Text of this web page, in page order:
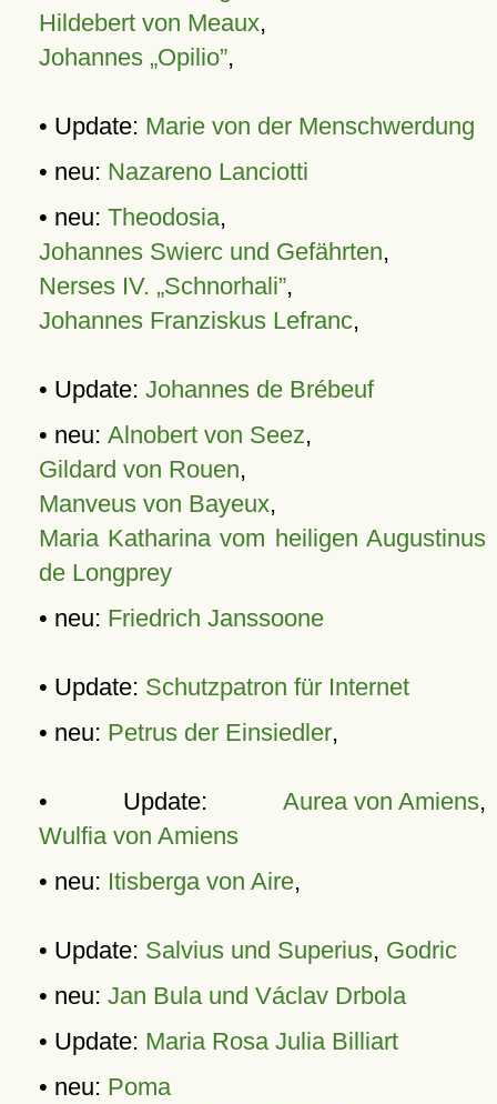
Hildebert von Meaux,
Johannes „Opilio”,
• Update: Marie von der Menschwerdung
• neu: Nazareno Lanciotti
• neu: Theodosia,
Johannes Swierc und Gefährten,
Nerses IV. „Schnorhali”,
Johannes Franziskus Lefranc,
• Update: Johannes de Brébeuf
• neu: Alnobert von Seez,
Gildard von Rouen,
Manveus von Bayeux,
Maria Katharina vom heiligen Augustinus
de Longprey
• neu: Friedrich Janssoone
• Update: Schutzpatron für Internet
• neu: Petrus der Einsiedler,
• Update: Aurea von Amiens,
Wulfia von Amiens
• neu: Itisberga von Aire,
• Update: Salvius und Superius, Godric
• neu: Jan Bula und Václav Drbola
• Update: Maria Rosa Julia Billiart
• neu: Poma